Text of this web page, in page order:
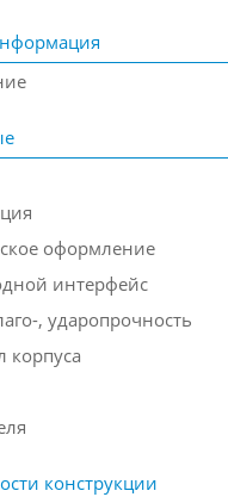
оформление
интерфейс
, ударопрочность
корпуса
конструкции